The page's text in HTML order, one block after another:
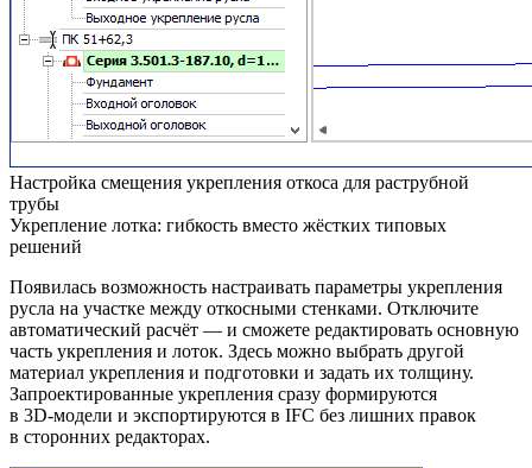
Настройка смещения укрепления откоса для раструбной
трубы
Укрепление лотка: гибкость вместо жёстких типовых
решений
Появилась возможность настраивать параметры укрепления
русла на участке между откосными стенками. Отключите
автоматический расчёт — и сможете редактировать основную
часть укрепления и лоток. Здесь можно выбрать другой
материал укрепления и подготовки и задать их толщину.
Запроектированные укрепления сразу формируются
в 3D‑модели и экспортируются в IFC без лишних правок
в сторонних редакторах.